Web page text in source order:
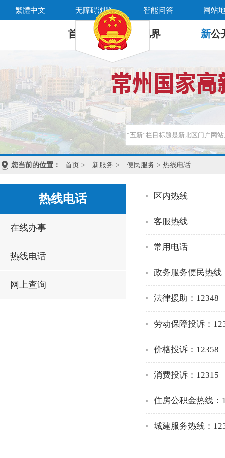
繁體中文 无障碍浏览 智能问答 网站
首 页 新 视界 新公
您当前的位置： 首页 > 新服务 > 便民服务 > 热线电话
热线电话
在线办事
热线电话
网上查询
区内热线
客服热线
常用电话
政务服务便民热线
法律援助：12348
劳动保障投诉：
价格投诉：12358
消费投诉：12315
住房公积金热线：
城建服务热线：